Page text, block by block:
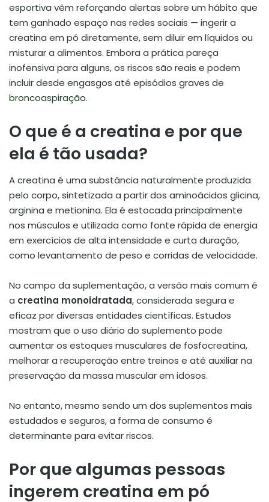
esportiva vêm reforçando alertas sobre um hábito que
tem ganhado espaço nas redes sociais — ingerir a
creatina em pó diretamente, sem diluir em líquidos ou
misturar a alimentos. Embora a prática pareça
inofensiva para alguns, os riscos são reais e podem
incluir desde engasgos até episódios graves de
broncoaspiração.
O que é a creatina e por que
ela é tão usada?
A creatina é uma substância naturalmente produzida
pelo corpo, sintetizada a partir dos aminoácidos glicina,
arginina e metionina. Ela é estocada principalmente
nos músculos e utilizada como fonte rápida de energia
em exercícios de alta intensidade e curta duração,
como levantamento de peso e corridas de velocidade.
No campo da suplementação, a versão mais comum é
a creatina monoidratada, considerada segura e
eficaz por diversas entidades científicas. Estudos
mostram que o uso diário do suplemento pode
aumentar os estoques musculares de fosfocreatina,
melhorar a recuperação entre treinos e até auxiliar na
preservação da massa muscular em idosos.
No entanto, mesmo sendo um dos suplementos mais
estudados e seguros, a forma de consumo é
determinante para evitar riscos.
Por que algumas pessoas
ingerem creatina em pó